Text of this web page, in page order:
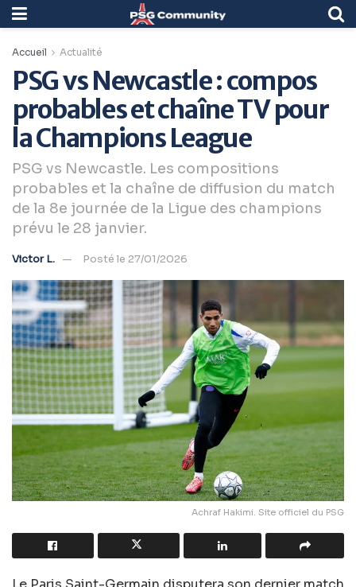
Accueil Actualité
PSG vs Newcastle : compos
probables et chaîne TV pour
la Champions League
PSG vs Newcastle. Les compositions
probables et la chaîne de diffusion du match
de la 8e journée de la Ligue des champions
prévu le 28 janvier.
Victor L. Posté le 27/01/2026
Achraf Hakimi. Site officiel du PSG